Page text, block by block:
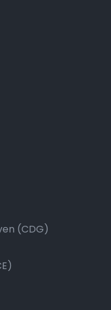
(CDG)